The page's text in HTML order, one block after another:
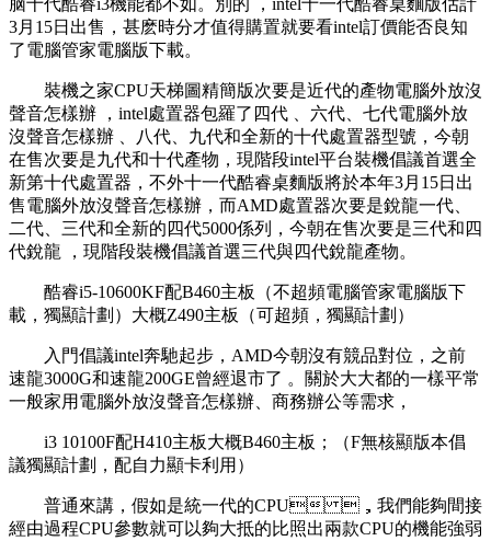
脑十代酷睿i3機能都不如。別的 ，intel十一代酷睿桌麵版估計
3月15日出售，甚麽時分才值得購置就要看intel訂價能否良知
了電腦管家電腦版下載。
裝機之家CPU天梯圖精簡版次要是近代的產物電腦外放沒
聲音怎樣辦 ，intel處置器包羅了四代 、六代、七代電腦外放
沒聲音怎樣辦 、八代、九代和全新的十代處置器型號，今朝
在售次要是九代和十代產物，現階段intel平台裝機倡議首選全
新第十代處置器 ，不外十一代酷睿桌麵版將於本年3月15日出
售電腦外放沒聲音怎樣辦，而AMD處置器次要是銳龍一代、
二代、三代和全新的四代5000係列，今朝在售次要是三代和四
代銳龍  ，現階段裝機倡議首選三代與四代銳龍產物 。
酷睿i5-10600KF配B460主板（不超頻電腦管家電腦版下
載，獨顯計劃）大概Z490主板（可超頻，獨顯計劃）
入門倡議intel奔馳起步，AMD今朝沒有競品對位，之前
速龍3000G和速龍200GE曾經退市了 。關於大大都的一樣平常
一般家用電腦外放沒聲音怎樣辦、商務辦公等需求 ，
i3 10100F配H410主板大概B460主板；（F無核顯版本倡
議獨顯計劃，配自力顯卡利用）
普通來講 ，假如是統一代的CPU ，我們能夠間接
經由過程CPU參數就可以夠大抵的比照出兩款CPU的機能強弱